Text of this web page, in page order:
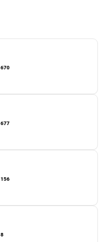
670
677
156
8